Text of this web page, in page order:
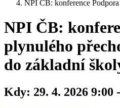
NPI ČB: konference
NPI ČB:
plynulého
do základní
Kdy: 29. 4. 2026 9:00